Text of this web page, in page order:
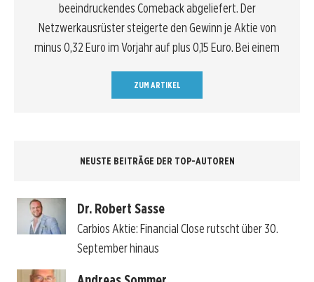
beeindruckendes Comeback abgeliefert. Der
Netzwerkausrüster steigerte den Gewinn je Aktie von
minus 0,32 Euro im Vorjahr auf plus 0,15 Euro. Bei einem
ZUM ARTIKEL
NEUSTE BEITRÄGE DER TOP-AUTOREN
Dr. Robert Sasse
Carbios Aktie: Financial Close rutscht über 30.
September hinaus